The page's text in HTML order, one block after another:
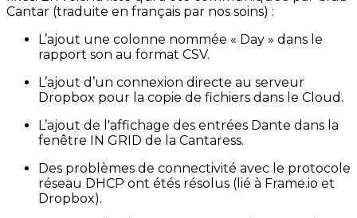
Cantar (traduite en français par nos soins) :
L’ajout une colonne nommée « Day » dans le
rapport son au format CSV.
L’ajout d’un connexion directe au serveur
Dropbox pour la copie de fichiers dans le Cloud.
L’ajout de l'affichage des entrées Dante dans la
fenêtre IN GRID de la Cantaress.
Des problèmes de connectivité avec le protocole
réseau DHCP ont étés résolus (lié à Frame.io et
Dropbox).